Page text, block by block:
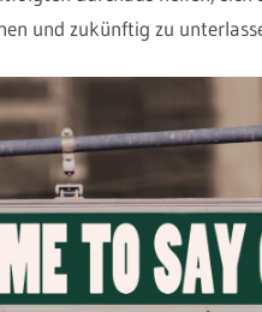
und zukünftig zu